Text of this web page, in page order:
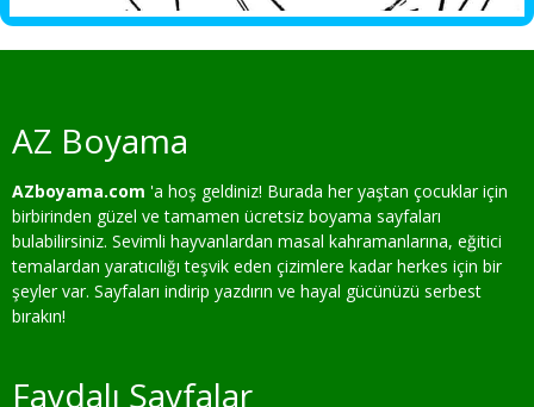
AZ Boyama
AZboyama.com 'a hoş geldiniz! Burada her yaştan çocuklar için
birbirinden güzel ve tamamen ücretsiz boyama sayfaları
bulabilirsiniz. Sevimli hayvanlardan masal kahramanlarına, eğitici
temalardan yaratıcılığı teşvik eden çizimlere kadar herkes için bir
şeyler var. Sayfaları indirip yazdırın ve hayal gücünüzü serbest
bırakın!
Faydalı Sayfalar